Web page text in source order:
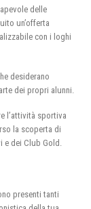
delle
un’offerta
con i loghi
desiderano
dei propri alunni.
l’attività sportiva
la scoperta di
dei Club Gold.
presenti tanti